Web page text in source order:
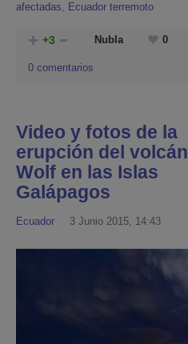
afectadas, Ecuador terremoto
+3 Nubla 0
0 comentarios
Video y fotos de la
erupción del volcán
Wolf en las Islas
Galápagos
Ecuador 3 Junio 2015, 14:43